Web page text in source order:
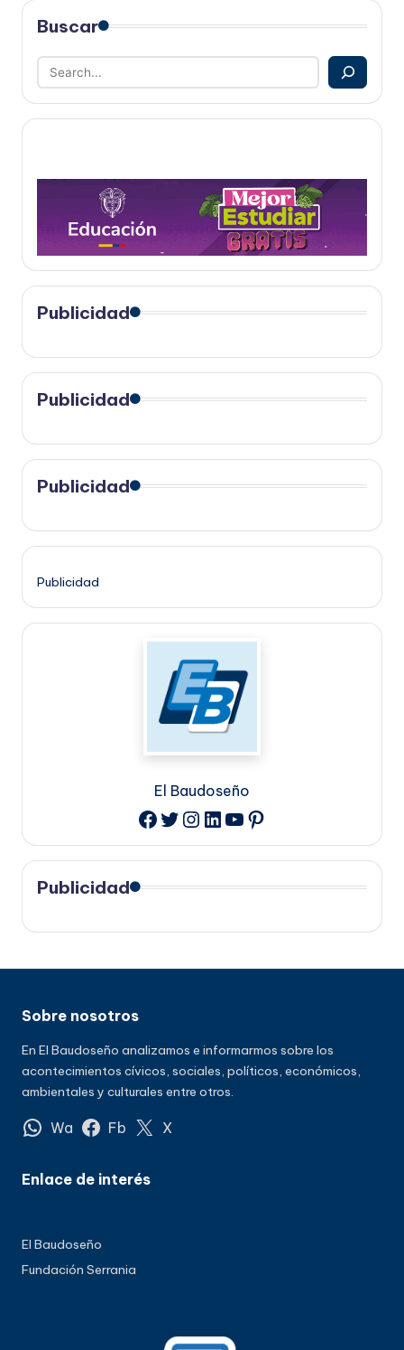
Buscar
Publicidad
Publicidad
Publicidad
Publicidad
El Baudoseño
Facebook
Twitter
Instagram
LinkedIn
YouTube
Pinterest
Publicidad
Sobre nosotros
En El Baudoseño analizamos e informarmos sobre los
acontecimientos cívicos, sociales, políticos, económicos,
ambientales y culturales entre otros.
Wa Fb X
Enlace de interés
El Baudoseño
Fundación Serrania